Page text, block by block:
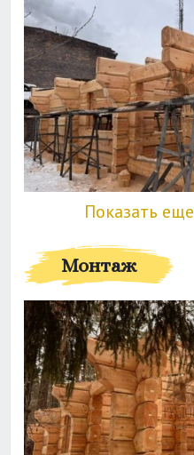
Показать еще
Монтаж